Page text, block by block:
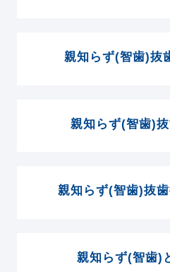
親知らず(智歯)抜
親知らず(智歯)
親知らず(智歯)抜
親知らず(智歯)